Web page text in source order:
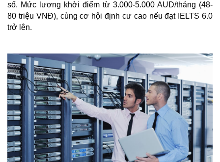
số. Mức lương khởi điểm từ 3.000-5.000 AUD/tháng (48-
80 triệu VNĐ), cùng cơ hội định cư cao nếu đạt IELTS 6.0
trở lên.